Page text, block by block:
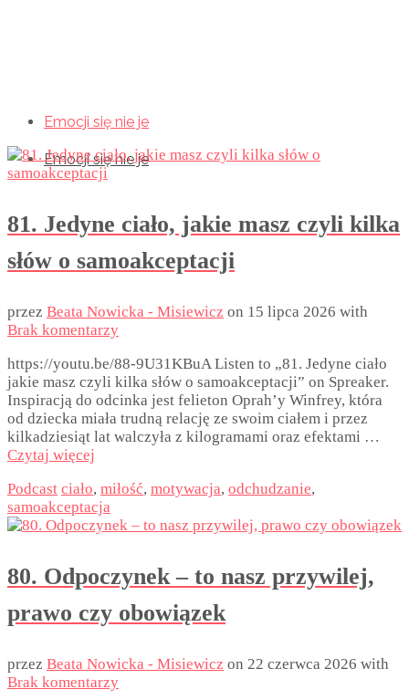
Emocji się nie je
Emocji się nie je
81. Jedyne ciało, jakie masz czyli kilka
słów o samoakceptacji
przez Beata Nowicka - Misiewicz on 15 lipca 2026 with
Brak komentarzy
https://youtu.be/88-9U31KBuA Listen to „81. Jedyne ciało
jakie masz czyli kilka słów o samoakceptacji” on Spreaker.
Inspiracją do odcinka jest felieton Oprah’y Winfrey, która
od dziecka miała trudną relację ze swoim ciałem i przez
kilkadziesiąt lat walczyła z kilogramami oraz efektami …
Czytaj więcej
Podcast ciało, miłość, motywacja, odchudzanie,
samoakceptacja
80. Odpoczynek – to nasz przywilej,
prawo czy obowiązek
przez Beata Nowicka - Misiewicz on 22 czerwca 2026 with
Brak komentarzy